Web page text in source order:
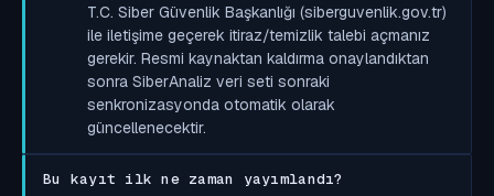
T.C. Siber Güvenlik Başkanlığı (siberguvenlik.gov.tr)
ile iletişime geçerek itiraz/temizlik talebi açmanız
gerekir. Resmi kaynaktan kaldırma onaylandıktan
sonra SiberAnaliz veri seti sonraki
senkronizasyonda otomatik olarak
güncellenecektir.
Bu kayıt ilk ne zaman yayımlandı?